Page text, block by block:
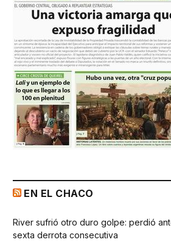
EN EL CHACO
River sufrió otro duro golpe: perdió
sexta derrota consecutiva